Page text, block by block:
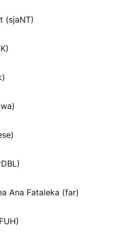
(sjaNT)
Ana Fataleka (far)